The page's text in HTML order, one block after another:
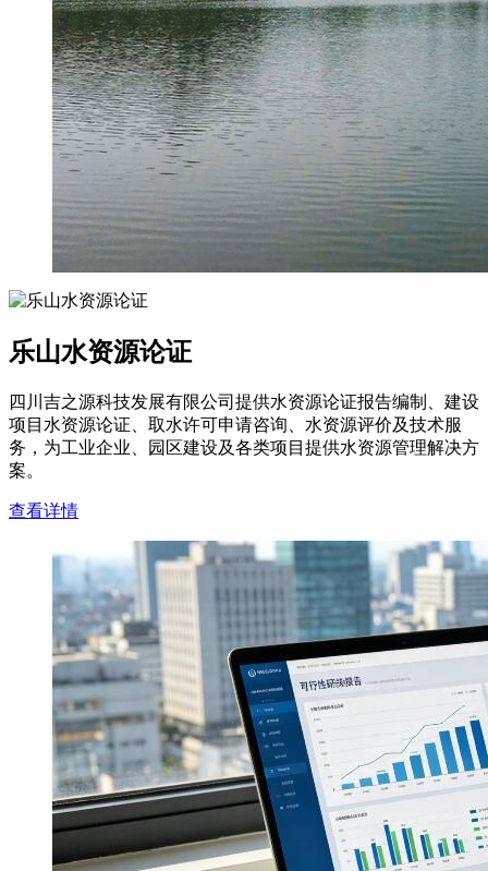
乐山水资源论证
四川吉之源科技发展有限公司提供水资源论证报告编制、建设
项目水资源论证、取水许可申请咨询、水资源评价及技术服
务，为工业企业、园区建设及各类项目提供水资源管理解决方
案。
查看详情